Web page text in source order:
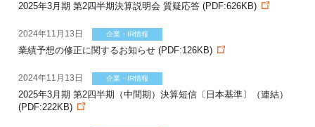
2025年3月期 第2四半期決算説明会 質疑応答 (PDF:626KB)
2024年11月13日 企業・IR情報
業績予想の修正に関するお知らせ (PDF:126KB)
2024年11月13日 企業・IR情報
2025年3月期 第2四半期（中間期）決算短信〔日本基準〕（連結）
(PDF:222KB)